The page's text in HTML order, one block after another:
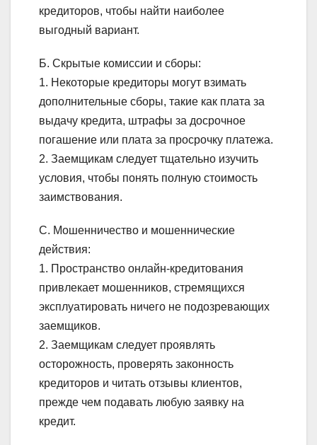
кредиторов, чтобы найти наиболее
выгодный вариант.
Б. Скрытые комиссии и сборы:
1. Некоторые кредиторы могут взимать
дополнительные сборы, такие как плата за
выдачу кредита, штрафы за досрочное
погашение или плата за просрочку платежа.
2. Заемщикам следует тщательно изучить
условия, чтобы понять полную стоимость
заимствования.
C. Мошенничество и мошеннические
действия:
1. Пространство онлайн-кредитования
привлекает мошенников, стремящихся
эксплуатировать ничего не подозревающих
заемщиков.
2. Заемщикам следует проявлять
осторожность, проверять законность
кредиторов и читать отзывы клиентов,
прежде чем подавать любую заявку на
кредит.